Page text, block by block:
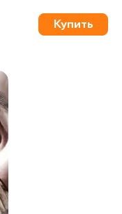
Купить